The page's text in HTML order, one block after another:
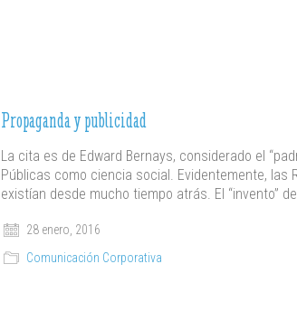
Propaganda y publicidad
La cita es de Edward Bernays, considerado el
Públicas como ciencia social. Evidentemente, las
existían desde mucho tiempo atrás. El “invento”
28 enero, 2016
Comunicación Corporativa